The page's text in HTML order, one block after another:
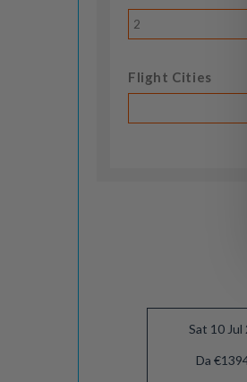
2
Flight Cities
Sat 10 Jul
Da